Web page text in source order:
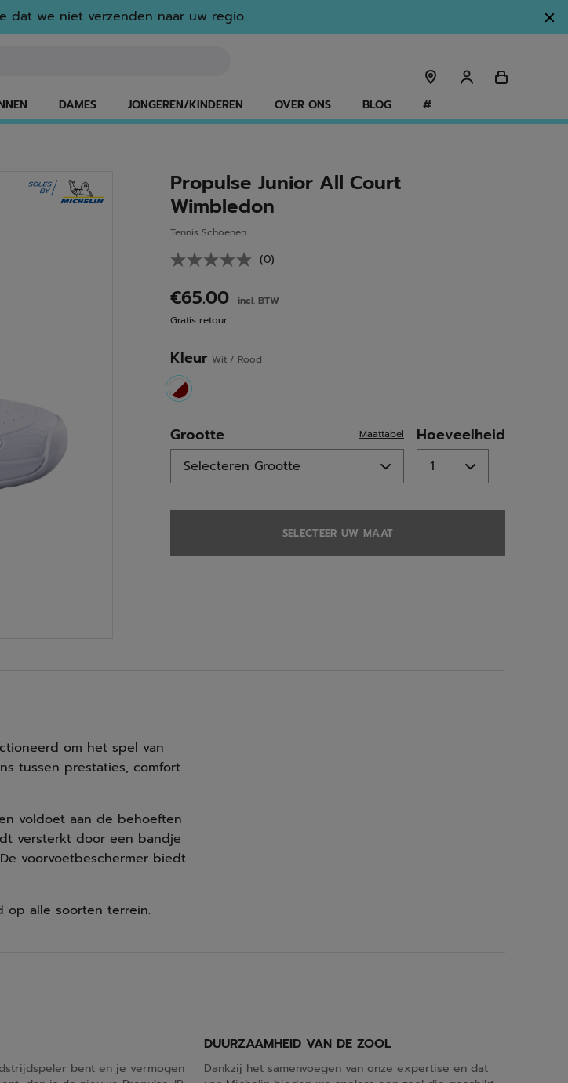
dat we niet verzenden naar uw regio.
DAMES JONGEREN/KINDEREN OVER ONS BLOG #
Propulse Junior All Court
Wimbledon
Tennis Schoenen
Geen
paginalink.
(0)
€65.00
incl. BTW
Gratis retour
Kleur Wit / Rood
selected
Grootte Maattabel Hoeveelheid
SELECTEER UW MAAT
om het spel van
tussen prestaties, comfort
voldoet aan de behoeften
versterkt door een bandje
voorvoetbeschermer biedt
op alle soorten terrein.
bent en je vermogen
DUURZAAMHEID VAN DE ZOOL
Dankzij het samenvoegen van onze expertise en dat